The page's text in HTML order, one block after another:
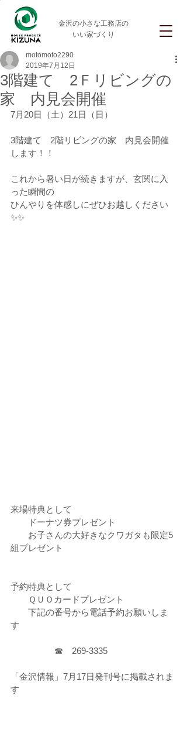
金沢の小さな工務店の
いい家づくり
3階建て 2Ｆリビングの
家 内見会開催
motomoto2290
2019年7月12日
7月20日（土）21日（日）
3階建て　2階リビングの家　内見会開催
します！！
これから暑い日が続きますが、玄関に入
った瞬間の
ひんやりを体感しにぜひお越しください
✨✨
来場特典として
ドーナツ券プレゼント
お子さんの大好きなクワガタも限定5
組プレゼント
予約特典として
ＱＵＯカードプレゼント
下記の番号から電話予約お願いしま
す
☎　269-3335
「金沢情報」7月17日発刊号に掲載されま
す